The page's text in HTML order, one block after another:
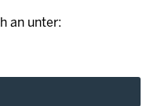
an unter: